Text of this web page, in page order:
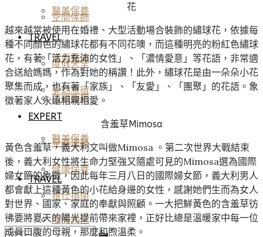
空間傢飾
當代藝術
美妝香氛
醫美保養
TRAVEL
度假天堂
醫美保養
TRAVEL
度假天堂
夢幻旅宿
EXPERT
星座運勢
健康保養
雅仕指南
花
越來越常被使用在婚禮、大型活動場合裝飾的繡球花，依據每
種不同顏色的繡球花都有不同花噢，而這種明亮的粉紅色繡球
花，有著「活力充沛的女性」、「濃情愛意」等花語，非常適
合送給媽媽，作為對她的稱讚！此外，繡球花是由一朵朵小花
聚集而成，也有著「家族」、「友愛」、「團聚」的花語。象
徵著家人永遠相親相愛。
含羞草Mimosa
黃色含羞草，義大利文叫做Mimosa 。第二次世界大戰結束
後，義大利女性將生命力堅強又隨處可見的Mimosa選為國際
婦女節的象徵，因此每年三月八日的國際婦女節，義大利男人
都會獻上這種黃色的小花給身邊的女性，感謝她們生而為女人
對世界、國家、家庭的奉獻與照顧。一大把鮮黃色的含羞草彷
彿要將夏天的陽光提前帶來家裡，正好比總是溫暖家中每一位
成員口腹的母親，那麼和煦溫柔。